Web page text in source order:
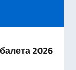
2026